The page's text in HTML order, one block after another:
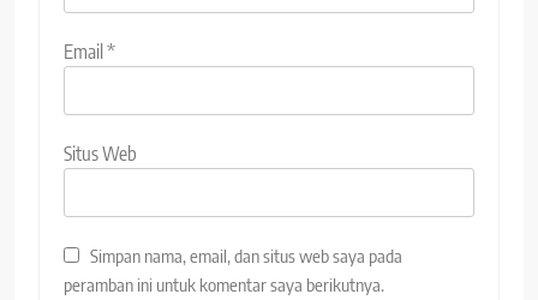
Email*
Situs Web
Simpan nama, email, dan situs web saya pada
peramban ini untuk komentar saya berikutnya.